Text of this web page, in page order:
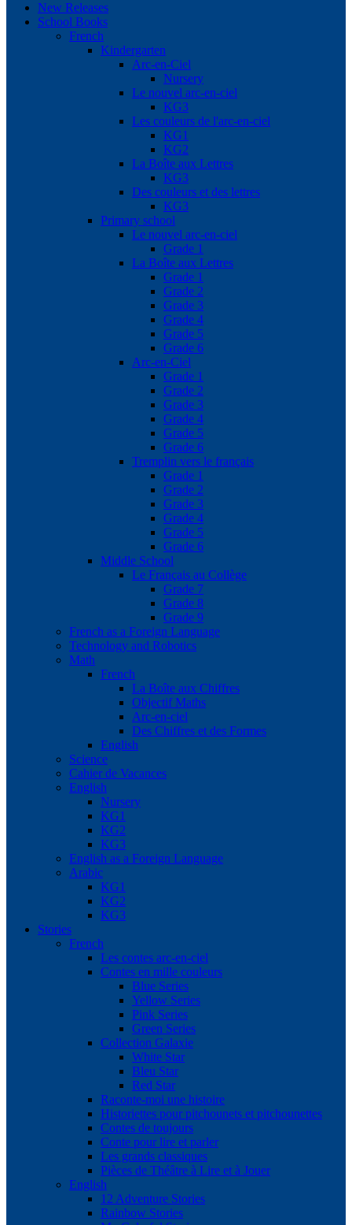
New Releases
School Books
French
Kindergarten
Arc-en-Ciel
Nursery
Le nouvel arc-en-ciel
KG3
Les couleurs de l'arc-en-ciel
KG1
KG2
La Boîte aux Lettres
KG3
Des couleurs et des lettres
KG3
Primary school
Le nouvel arc-en-ciel
Grade 1
La Boîte aux Lettres
Grade 1
Grade 2
Grade 3
Grade 4
Grade 5
Grade 6
Arc-en-Ciel
Grade 1
Grade 2
Grade 3
Grade 4
Grade 5
Grade 6
Tremplin vers le français
Grade 1
Grade 2
Grade 3
Grade 4
Grade 5
Grade 6
Middle School
Le Français au Collège
Grade 7
Grade 8
Grade 9
French as a Foreign Language
Technology and Robotics
Math
French
La Boîte aux Chiffres
Objectif Maths
Arc-en-ciel
Des Chiffres et des Formes
English
Science
Cahier de Vacances
English
Nursery
KG1
KG2
KG3
English as a Foreign Language
Arabic
KG1
KG2
KG3
Stories
French
Les contes arc-en-ciel
Contes en mille couleurs
Blue Series
Yellow Series
Pink Series
Green Series
Collection Galaxie
White Star
Bleu Star
Red Star
Raconte-moi une histoire
Historiettes pour pitchounets et pitchounettes
Contes de toujours
Conte pour lire et parler
Les grands classiques
Pièces de Théâtre à Lire et à Jouer
English
12 Adventure Stories
Rainbow Stories